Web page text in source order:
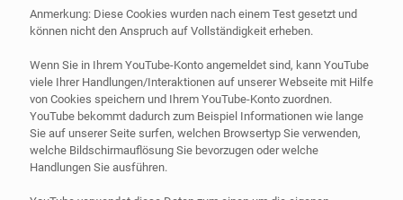
Anmerkung: Diese Cookies wurden nach einem Test gesetzt und
können nicht den Anspruch auf Vollständigkeit erheben.
Wenn Sie in Ihrem YouTube-Konto angemeldet sind, kann YouTube
viele Ihrer Handlungen/Interaktionen auf unserer Webseite mit Hilfe
von Cookies speichern und Ihrem YouTube-Konto zuordnen.
YouTube bekommt dadurch zum Beispiel Informationen wie lange
Sie auf unserer Seite surfen, welchen Browsertyp Sie verwenden,
welche Bildschirmauflösung Sie bevorzugen oder welche
Handlungen Sie ausführen.